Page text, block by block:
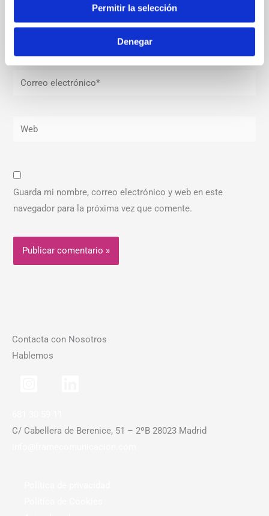
Permitir la selección
Denegar
Nombre*
Correo
Web
Guarda mi nombre, correo electrónico y web en este
navegador para la próxima vez que comente.
Contacta con Nosotros
Hablemos
C/ Cabellera de Berenice, 51 – 2ºB 28023 Madrid